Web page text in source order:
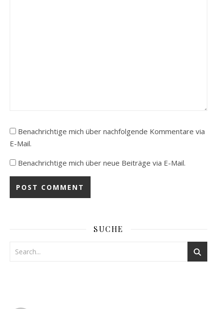
Benachrichtige mich über nachfolgende Kommentare via
E-Mail.
Benachrichtige mich über neue Beiträge via E-Mail.
SUCHE